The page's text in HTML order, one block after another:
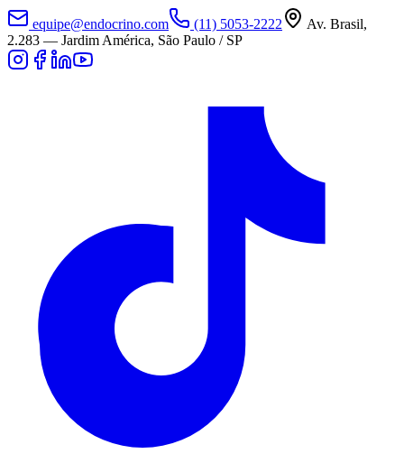
equipe@endocrino.com (11) 5053-2222
Av. Brasil,
2.283 — Jardim América, São Paulo / SP